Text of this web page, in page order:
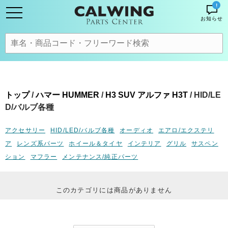
!
お知らせ
トップ/ハマー HUMMER / H3 SUV アルファ H3T / HID/LE
D/バルブ各種
アクセサリー HID/LED/バルブ各種 オーディオ
エアロ/エクステリ
ア
レンズ系パーツ ホイール＆タイヤ インテリア グリル
サスペン
ション
マフラー メンテナンス/純正パーツ
このカテゴリには商品がありません